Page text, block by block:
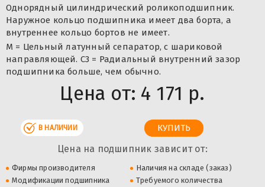
Однорядный цилиндрический роликоподшипник.
Наружное кольцо подшипника имеет два борта, а
внутреннее кольцо бортов не имеет.
M = Цельный латунный сепаратор, с шариковой
направляющей. C3 = Радиальный внутренний зазор
подшипника больше, чем обычно.
Цена от: 4 171 р.
В НАЛИЧИИ
Цена на подшипник зависит от:
Фирмы производителя
Наличия на складе (заказ)
Модификации подшипника
Требуемого количества